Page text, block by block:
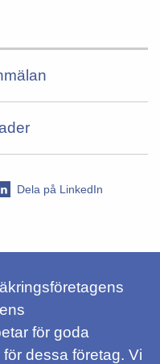
Dela på LinkedIn
för goda
dessa företag. Vi